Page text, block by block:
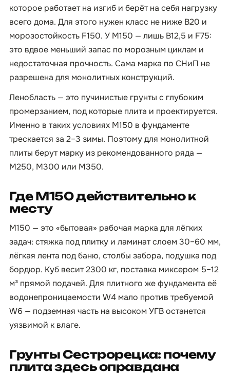
которое работает на изгиб и берёт на себя нагрузку
всего дома. Для этого нужен класс не ниже B20 и
морозостойкость F150. У М150 — лишь B12,5 и F75:
это вдвое меньший запас по морозным циклам и
недостаточная прочность. Сама марка по СНиП не
разрешена для монолитных конструкций.
Ленобласть — это пучинистые грунты с глубоким
промерзанием, под которые плита и проектируется.
Именно в таких условиях М150 в фундаменте
трескается за 2–3 зимы. Поэтому для монолитной
плиты берут марку из рекомендованного ряда —
М250, М300 или М350.
Где М150 действительно к
месту
М150 — это «бытовая» рабочая марка для лёгких
задач: стяжка под плитку и ламинат слоем 30–60 мм,
лёгкая лента под баню, столбы забора, подушка под
бордюр. Куб весит 2300 кг, поставка миксером 5–12
м³ прямой подачей. Для плитного же фундамента её
водонепроницаемости W4 мало против требуемой
W6 — подземная часть на высоком УГВ останется
уязвимой к влаге.
Грунты Сестрорецка: почему
плита здесь оправдана